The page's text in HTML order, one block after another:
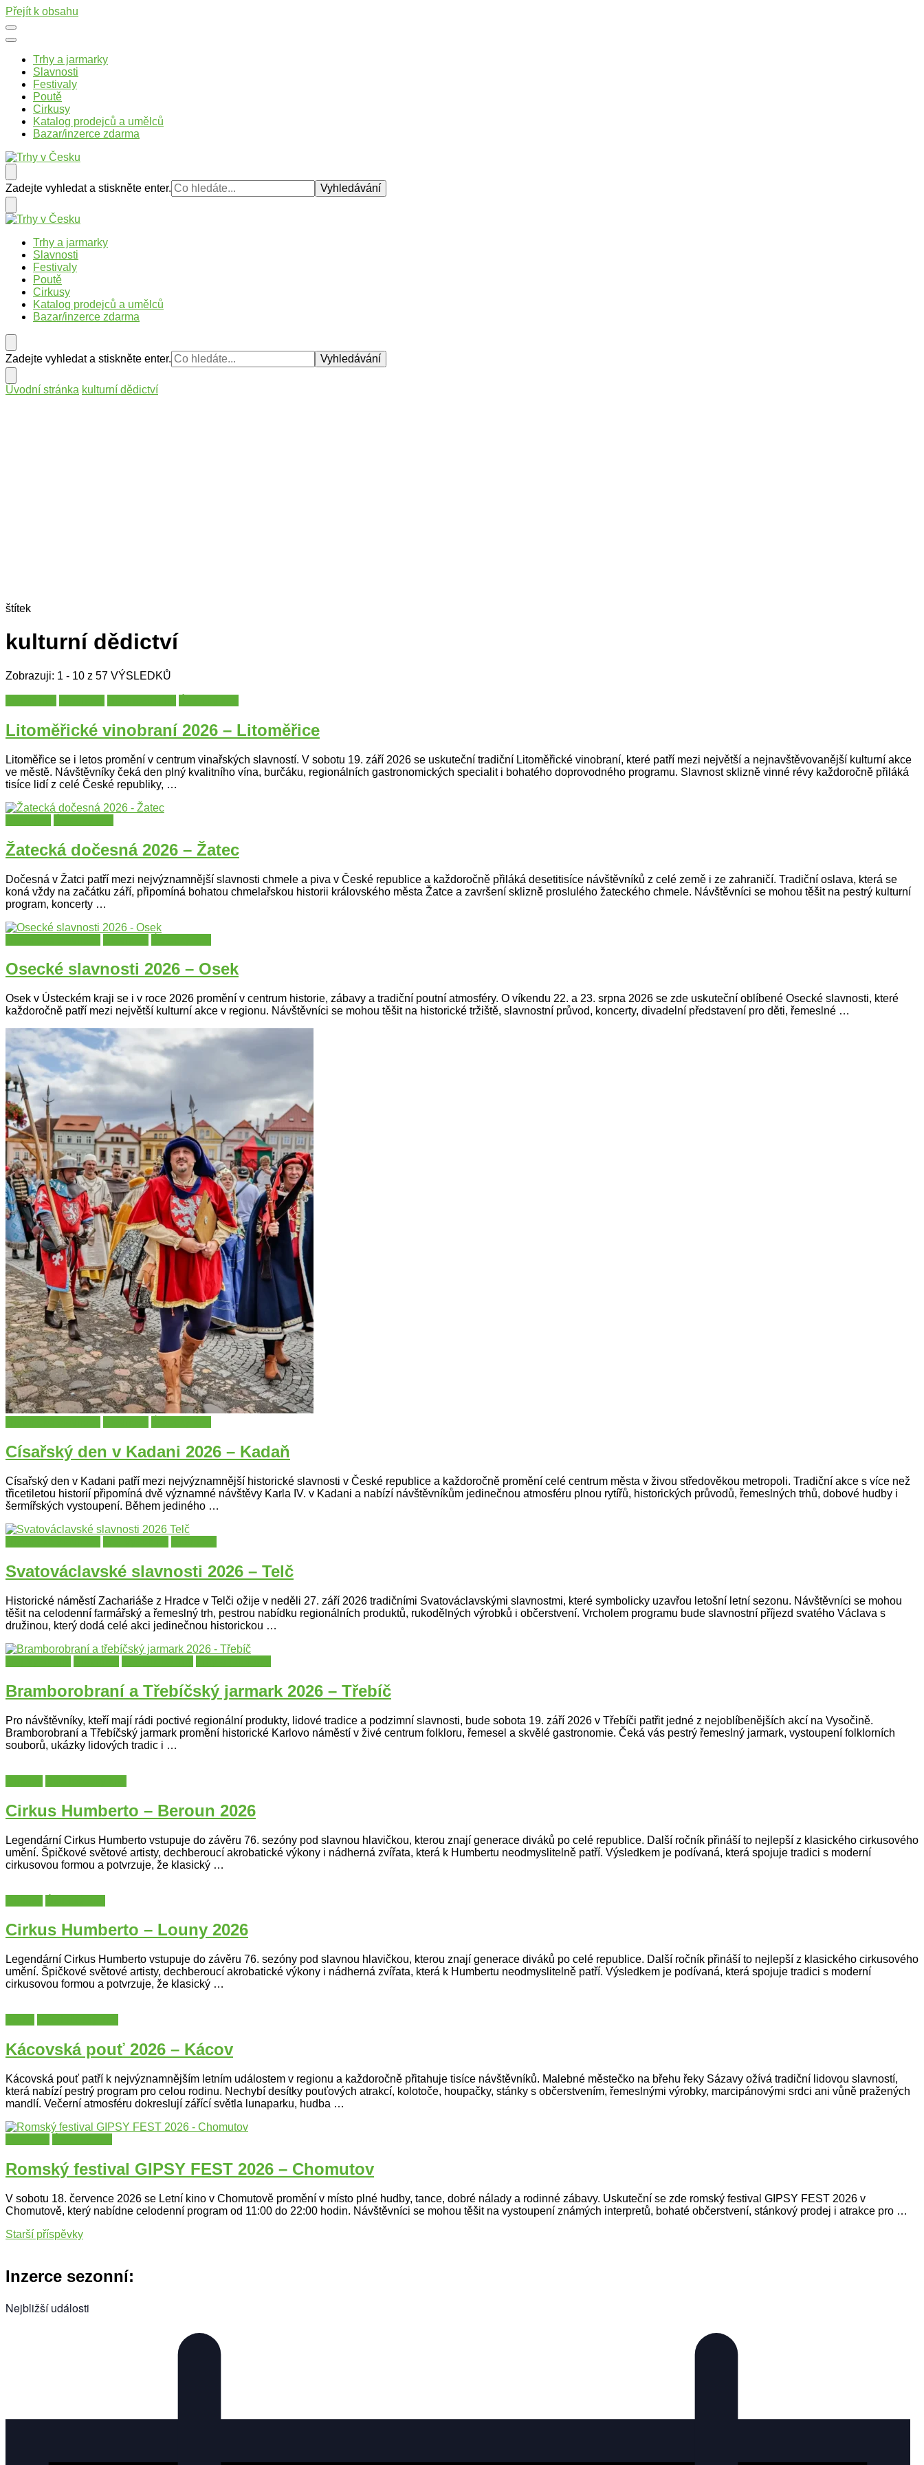
Přejít k obsahu
Trhy a jarmarky
Slavnosti
Festivaly
Poutě
Cirkusy
Katalog prodejců a umělců
Bazar/inzerce zdarma
Trhy v Česku
Trhy, jarmarky, slavnosti a poutě v České republice
Hledáte
něco
?
Zadejte vyhledat a stiskněte enter.
Trhy v Česku
Trhy, jarmarky, slavnosti a poutě v České republice
Trhy a jarmarky
Slavnosti
Festivaly
Poutě
Cirkusy
Katalog prodejců a umělců
Bazar/inzerce zdarma
Hledáte
něco
?
Zadejte vyhledat a stiskněte enter.
Úvodní stránka kulturní dědictví
štítek
kulturní dědictví
Zobrazuji: 1 - 10 z 57 VÝSLEDKŮ
Litoměřické vinobraní 2026 – Litoměřice
Litoměřice se i letos promění v centrum vinařských slavností. V sobotu 19. září 2026 se uskuteční tradiční Litoměřické vinobraní, které patří mezi největší a nejnavštěvovanější kulturní akce
ve městě. Návštěvníky čeká den plný kvalitního vína, burčáku, regionálních gastronomických specialit i bohatého doprovodného programu. Slavnost sklizně vinné révy každoročně přiláká
tisíce lidí z celé České republiky, …
Žatecká dočesná 2026 – Žatec
Dočesná v Žatci patří mezi nejvýznamnější slavnosti chmele a piva v České republice a každoročně přiláká desetitisíce návštěvníků z celé země i ze zahraničí. Tradiční oslava, která se
koná vždy na začátku září, připomíná bohatou chmelařskou historii královského města Žatce a završení sklizně proslulého žateckého chmele. Návštěvníci se mohou těšit na pestrý kulturní
program, koncerty …
Osecké slavnosti 2026 – Osek
Osek v Ústeckém kraji se i v roce 2026 promění v centrum historie, zábavy a tradiční poutní atmosféry. O víkendu 22. a 23. srpna 2026 se zde uskuteční oblíbené Osecké slavnosti, které
každoročně patří mezi největší kulturní akce v regionu. Návštěvníci se mohou těšit na historické tržiště, slavnostní průvod, koncerty, divadelní představení pro děti, řemeslné …
Císařský den v Kadani 2026 – Kadaň
Císařský den v Kadani patří mezi nejvýznamnější historické slavnosti v České republice a každoročně promění celé centrum města v živou středověkou metropoli. Tradiční akce s více než
třicetiletou historií připomíná dvě významné návštěvy Karla IV. v Kadani a nabízí návštěvníkům jedinečnou atmosféru plnou rytířů, historických průvodů, řemeslných trhů, dobové hudby i
šermířských vystoupení. Během jediného …
Svatováclavské slavnosti 2026 – Telč
Historické náměstí Zachariáše z Hradce v Telči ožije v neděli 27. září 2026 tradičními Svatováclavskými slavnostmi, které symbolicky uzavřou letošní letní sezonu. Návštěvníci se mohou
těšit na celodenní farmářský a řemeslný trh, pestrou nabídku regionálních produktů, rukodělných výrobků i občerstvení. Vrcholem programu bude slavnostní příjezd svatého Václava s
družinou, který dodá celé akci jedinečnou historickou …
Bramborobraní a Třebíčský jarmark 2026 – Třebíč
Pro návštěvníky, kteří mají rádi poctivé regionální produkty, lidové tradice a podzimní slavnosti, bude sobota 19. září 2026 v Třebíči patřit jedné z nejoblíbenějších akcí na Vysočině.
Bramborobraní a Třebíčský jarmark promění historické Karlovo náměstí v živé centrum folkloru, řemesel a skvělé gastronomie. Čeká vás pestrý řemeslný jarmark, vystoupení folklorních
souborů, ukázky lidových tradic i …
Cirkus Humberto – Beroun 2026
Legendární Cirkus Humberto vstupuje do závěru 76. sezóny pod slavnou hlavičkou, kterou znají generace diváků po celé republice. Další ročník přináší to nejlepší z klasického cirkusového
umění. Špičkové světové artisty, dechberoucí akrobatické výkony i nádherná zvířata, která k Humbertu neodmyslitelně patří. Výsledkem je podívaná, která spojuje tradici s moderní
cirkusovou formou a potvrzuje, že klasický …
Cirkus Humberto – Louny 2026
Legendární Cirkus Humberto vstupuje do závěru 76. sezóny pod slavnou hlavičkou, kterou znají generace diváků po celé republice. Další ročník přináší to nejlepší z klasického cirkusového
umění. Špičkové světové artisty, dechberoucí akrobatické výkony i nádherná zvířata, která k Humbertu neodmyslitelně patří. Výsledkem je podívaná, která spojuje tradici s moderní
cirkusovou formou a potvrzuje, že klasický …
Kácovská pouť 2026 – Kácov
Kácovská pouť patří k nejvýznamnějším letním událostem v regionu a každoročně přitahuje tisíce návštěvníků. Malebné městečko na břehu řeky Sázavy ožívá tradiční lidovou slavností,
která nabízí pestrý program pro celou rodinu. Nechybí desítky pouťových atrakcí, kolotoče, houpačky, stánky s občerstvením, řemeslnými výrobky, marcipánovými srdci ani vůně pražených
mandlí. Večerní atmosféru dokreslují zářící světla lunaparku, hudba …
Romský festival GIPSY FEST 2026 – Chomutov
V sobotu 18. července 2026 se Letní kino v Chomutově promění v místo plné hudby, tance, dobré nálady a rodinné zábavy. Uskuteční se zde romský festival GIPSY FEST 2026 v
Chomutově, který nabídne celodenní program od 11:00 do 22:00 hodin. Návštěvníci se mohou těšit na vystoupení známých interpretů, bohaté občerstvení, stánkový prodej i atrakce pro …
Navigace
příspěvky
Starší příspěvky
Inzerce sezonní:
Nejbližší události